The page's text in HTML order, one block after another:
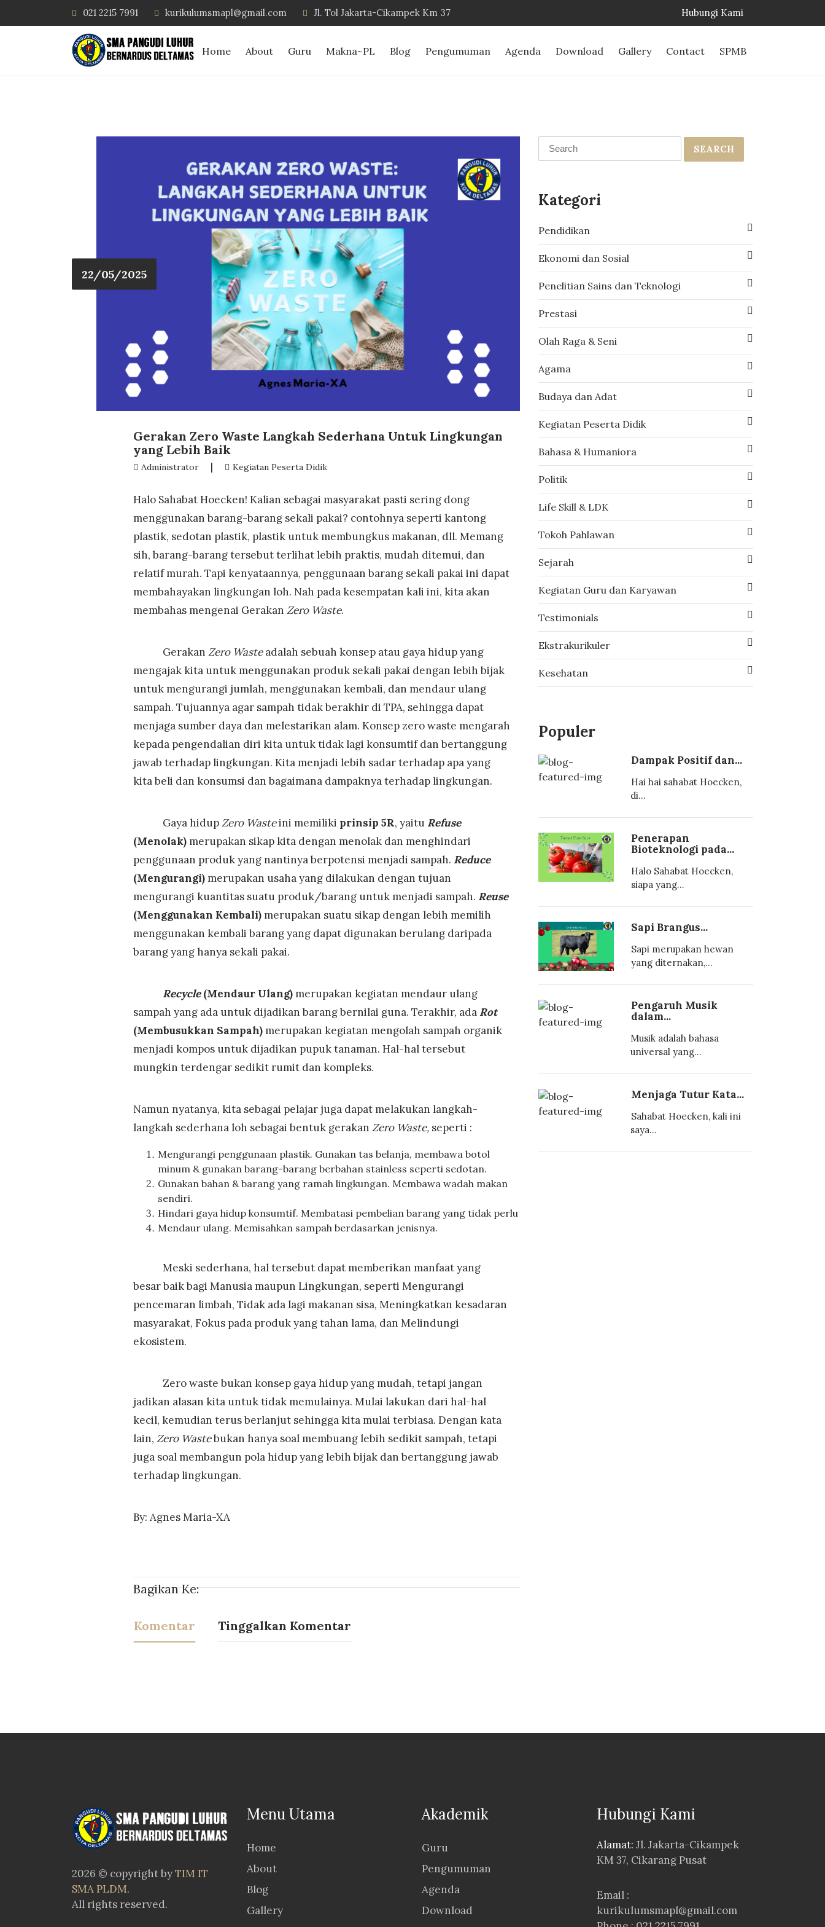
021 2215 7991 kurikulumsmapl@gmail.com Jl. Tol Jakarta-Cikampek Km 37 Hubungi Kami
Home About Guru Makna~PL Blog Pengumuman Agenda Download Gallery Contact SPMB
22/05/2025
Gerakan Zero Waste Langkah Sederhana Untuk Lingkungan
yang Lebih Baik
Administrator | Kegiatan Peserta Didik
Halo Sahabat Hoecken! Kalian sebagai masyarakat pasti sering dong
menggunakan barang-barang sekali pakai? contohnya seperti kantong
plastik, sedotan plastik, plastik untuk membungkus makanan, dll. Memang
sih, barang-barang tersebut terlihat lebih praktis, mudah ditemui, dan
relatif murah. Tapi kenyataannya, penggunaan barang sekali pakai ini dapat
membahayakan lingkungan loh. Nah pada kesempatan kali ini, kita akan
membahas mengenai Gerakan Zero Waste.
Gerakan Zero Wasteadalah sebuah konsep atau gaya hidup yang
mengajak kita untuk menggunakan produk sekali pakai dengan lebih bijak
untuk mengurangi jumlah, menggunakan kembali, dan mendaur ulang
sampah. Tujuannya agar sampah tidak berakhir di TPA, sehingga dapat
menjaga sumber daya dan melestarikan alam. Konsep zero waste mengarah
kepada pengendalian diri kita untuk tidak lagi konsumtif dan bertanggung
jawab terhadap lingkungan. Kita menjadi lebih sadar terhadap apa yang
kita beli dan konsumsi dan bagaimana dampaknya terhadap lingkungan.
Gaya hidupZero Wasteini memiliki prinsip 5R, yaitu Refuse
(Menolak) merupakan sikap kita dengan menolak dan menghindari
penggunaan produk yang nantinya berpotensi menjadi sampah. Reduce
(Mengurangi) merupakan usaha yang dilakukan dengan tujuan
mengurangi kuantitas suatu produk/barang untuk menjadi sampah. Reuse
(Menggunakan Kembali) merupakan suatu sikap dengan lebih memilih
menggunakan kembali barang yang dapat digunakan berulang daripada
barang yang hanya sekali pakai.
Recycle(Mendaur Ulang) merupakan kegiatan mendaur ulang
sampah yang ada untuk dijadikan barang bernilai guna. Terakhir, ada Rot
(Membusukkan Sampah) merupakan kegiatan mengolah sampah organik
menjadi kompos untuk dijadikan pupuk tanaman. Hal-hal tersebut
mungkin terdengar sedikit rumit dan kompleks.
Namun nyatanya, kita sebagai pelajar juga dapat melakukan langkah-
langkah sederhana loh sebagai bentuk gerakan Zero Waste, seperti :
Mengurangi penggunaan plastik. Gunakan tas belanja, membawa botol
minum & gunakan barang-barang berbahan stainless seperti sedotan.
Gunakan bahan & barang yang ramah lingkungan. Membawa wadah makan
sendiri.
Hindari gaya hidup konsumtif. Membatasi pembelian barang yang tidak perlu
Mendaur ulang. Memisahkan sampah berdasarkan jenisnya.
Meski sederhana, hal tersebut dapat memberikan manfaat yang
besar baik bagi Manusia maupun Lingkungan, seperti Mengurangi
pencemaran limbah, Tidak ada lagi makanan sisa, Meningkatkan kesadaran
masyarakat, Fokus pada produk yang tahan lama, dan Melindungi
ekosistem.
Zero waste bukan konsep gaya hidup yang mudah, tetapi jangan
jadikan alasan kita untuk tidak memulainya. Mulai lakukan dari hal-hal
kecil, kemudian terus berlanjut sehingga kita mulai terbiasa. Dengan kata
lain, Zero Wastebukan hanya soal membuang lebih sedikit sampah, tetapi
juga soal membangun pola hidup yang lebih bijak dan bertanggung jawab
terhadap lingkungan.
By: Agnes Maria-XA
Bagikan Ke:
Komentar Tinggalkan Komentar
SEARCH
Kategori
Pendidikan
Ekonomi dan Sosial
Penelitian Sains dan Teknologi
Prestasi
Olah Raga & Seni
Agama
Budaya dan Adat
Kegiatan Peserta Didik
Bahasa & Humaniora
Politik
Life Skill & LDK
Tokoh Pahlawan
Sejarah
Kegiatan Guru dan Karyawan
Testimonials
Ekstrakurikuler
Kesehatan
Populer
Dampak Positif dan...
Hai hai sahabat Hoecken,
di...
Penerapan
Bioteknologi pada...
Halo Sahabat Hoecken,
siapa yang...
Sapi Brangus...
Sapi merupakan hewan
yang diternakan,...
Pengaruh Musik
dalam...
Musik adalah bahasa
universal yang...
Menjaga Tutur Kata...
Sahabat Hoecken, kali ini
saya...
2026 © copyright byTIM IT
SMA PLDM.
All rights reserved.
Menu Utama
Home
About
Blog
Gallery
Akademik
Guru
Pengumuman
Agenda
Download
Hubungi Kami
Alamat: Jl. Jakarta-Cikampek
KM 37, Cikarang Pusat
Email :
kurikulumsmapl@gmail.com